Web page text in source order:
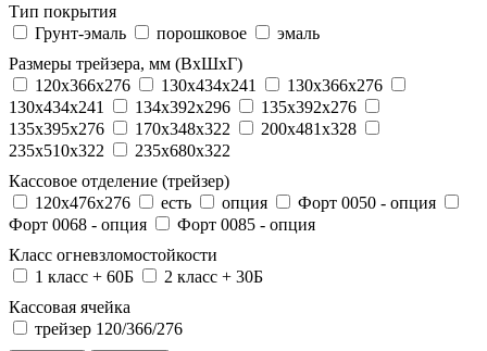
Тип покрытия
Грунт-эмаль
порошковое
эмаль
Размеры трейзера, мм (ВхШхГ)
120x366x276
130x434x241
130х366х276
130х434х241
134x392x296
135x392x276
135x395x276
170x348x322
200x481x328
235x510x322
235x680x322
Кассовое отделение (трейзер)
120х476х276
есть опция
Форт 0050 - опция
Форт 0068 - опция
Форт 0085 - опция
Класс огневзломостойкости
1 класс + 60Б
2 класс + 30Б
Кассовая ячейка
трейзер 120/366/276